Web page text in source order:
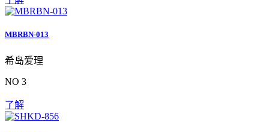
MBRBN-013
希岛爱理
NO 3
了解